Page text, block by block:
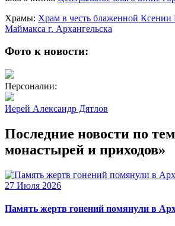
Храмы: Храм в честь блаженной Ксении
Маймакса г. Архангельска
Фото к новости:
Персоналии:
Иерей Александр Дятлов
Последние новости по
монастырей и приходов»
27 Июля 2026
Память жертв гонений помянули в